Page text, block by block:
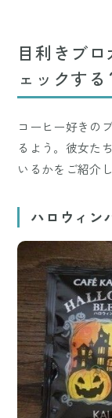
目利きブ
ェックする
コーヒー好きの
るよう。彼女た
いるかをご紹介
ハロウィン